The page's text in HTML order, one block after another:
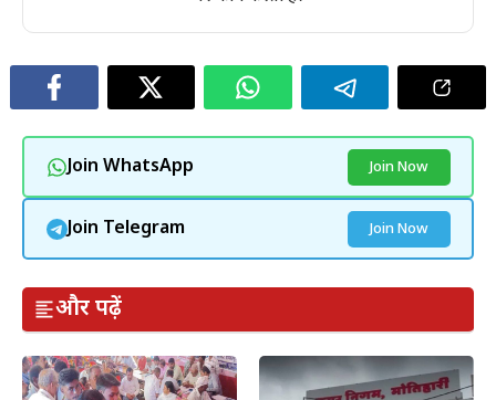
Join WhatsApp Join Now
Join Telegram Join Now
और पढ़ें